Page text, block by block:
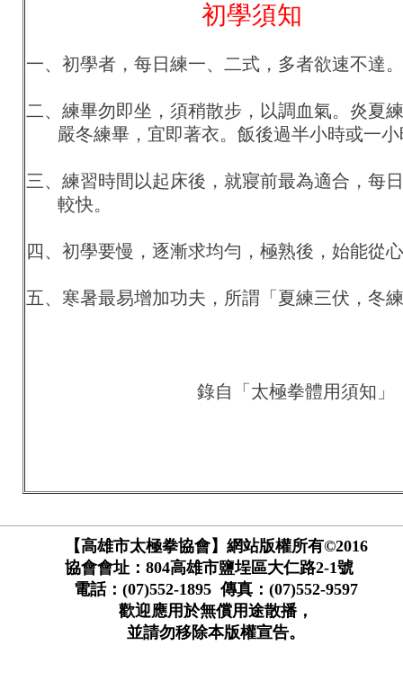
初學須知
一、初學者，每日練一、二式，多者欲速不達。
二、練畢勿即坐，須稍散步，以調血氣。炎夏
嚴冬練畢，宜即著衣。飯後過半小時或一小
三、練習時間以起床後，就寢前最為適合，每
較快。
四、初學要慢，逐漸求均勻，極熟後，始能從
五、寒暑最易增加功夫，所謂「夏練三伏，冬
錄自「太極拳體用須知」
【高雄市太極拳協會】網站版權所有©2016
協會會址：804高雄市鹽埕區大仁路2-1號
電話：(07)552-1895 傳真：(07)552-9597
歡迎應用於無償用途散播，
並請勿移除本版權宣告。